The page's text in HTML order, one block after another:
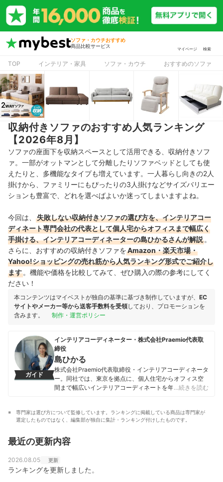
ソファ・カウチおすすめ
商品比較サービス
マイページ 検索
TOP インテリア・家具 ソファ・カウチ おすすめのソファ
収納付きソファのおすすめ人気ランキング
【2026年8月】
ソファの座面下を収納スペースとして活用できる、収納付きソフ
ァ。一部がオットマンとして分離したりソファベッドとしても使
えたりと、多機能なタイプも増えています。一人暮らし向きの2人
掛けから、ファミリーにもぴったりの3人掛けなどサイズバリエー
ションも豊富で 、どれを選べばよいか迷ってしまいますよね。
今回は、
失敗しない収納付きソファの選び方を、インテリアコー
ディネート専門会社の代表として個人宅からオフィスまで幅広く
手掛ける、インテリアコーディネーターの島ひかるさんが解説 。
さらに、おすすめの収納付きソファをAmazon・楽天市場・
Yahoo!ショッピングの売れ筋から人気ランキング形式でご紹介し
ます 。機能や価格を比較してみて、ぜひ購入の際の参考にしてく
ださい！
本コンテンツはマイベストが独自の基準に基づき制作していますが、 EC
サイトやメーカー等から送客手数料を受領しており、プロモーションを
含みます。
制作・運営ポリシー
ガイド
インテリアコーディネーター・株式会社Praemio代表取
締役
島ひかる
株式会社Praemio代表取締役・インテリアコーディネータ
ー。同社では、東京を拠点に、個人住宅からオフィス空
間まで幅広いインテリアコーディネートを年間200件以
ービスを展開。お部屋の採寸・コーディネート・運搬・
家具設置までワンストップで対応し、家具・カーテン・
ト。単なる家具選びにとどまらない、「理想の暮らし」
…続きを読む
専門家は選び方について監修しています。ランキングに掲載している商品は専門家が
選定したものではなく、編集部が独自に集計・ランキング付けしたものです。
最近の更新内容
2026.08.05 更新
ランキングを更新しました。